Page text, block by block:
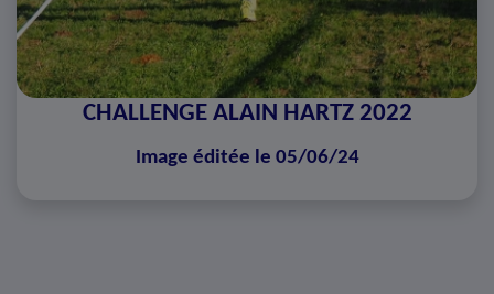
CHALLENGE ALAIN HARTZ 2022
Image éditée le 05/06/24